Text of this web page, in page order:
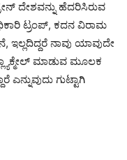
ದೇಶವನ್ನು ಹೆದರಿಸಿರುವ
ಟ್ರಂಪ್‌, ಕದನ ವಿರಾಮ
ಇಲ್ಲದಿದ್ದರೆ ನಾವು ಯಾವುದೇ
ಮಾಡುವ ಮೂಲಕ
ಎನ್ನುವುದು ಗುಟ್ಟಾಗಿ